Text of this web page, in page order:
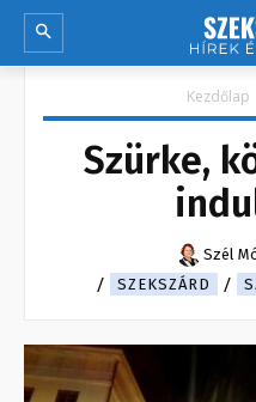
Kezdőlap
Szürke,
Szél
SZEKSZÁRD